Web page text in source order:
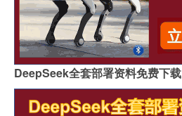
DeepSeek全套部署资料免费下载